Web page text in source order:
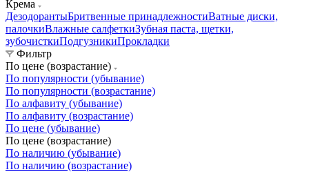
Крема
ДезодорантыБритвенные принадлежностиВатные диски,
палочкиВлажные салфеткиЗубная паста, щетки,
зубочисткиПодгузникиПрокладки
Фильтр
По цене (возрастание)
По популярности (убывание)
По популярности (возрастание)
По алфавиту (убывание)
По алфавиту (возрастание)
По цене (убывание)
По цене (возрастание)
По наличию (убывание)
По наличию (возрастание)